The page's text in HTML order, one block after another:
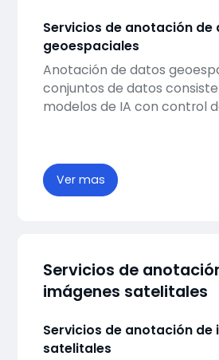
Servicios de anotación de
geoespaciales
Anotación de datos
conjuntos de datos
modelos de IA con control
Ver mas
Servicios de
imágenes satelitales
Servicios de anotación de
satelitales